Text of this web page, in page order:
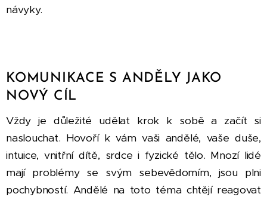
návyky.
KOMUNIKACE S ANDĚLY JAKO
NOVÝ CÍL
Vždy je důležité udělat krok k sobě a začít si
naslouchat. Hovoří k vám vaši andělé, vaše duše,
intuice, vnitřní dítě, srdce i fyzické tělo. Mnozí lidé
mají problémy se svým sebevědomím, jsou plni
pochybností. Andělé na toto téma chtějí reagovat